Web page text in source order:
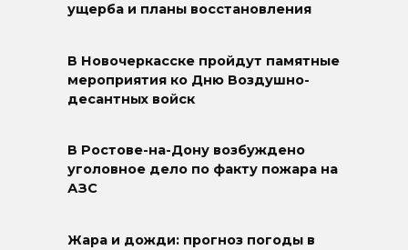
ущерба и планы восстановления
В Новочеркасске пройдут памятные
мероприятия ко Дню Воздушно-
десантных войск
В Ростове-на-Дону возбуждено
уголовное дело по факту пожара на
АЗС
Жара и дожди: прогноз погоды в